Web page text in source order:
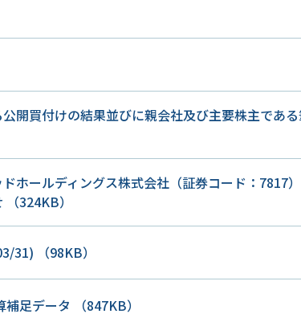
開買付けの結果並びに親会社及び主要株主であ
ホールディングス株式会社（証券コード：7817
（324KB）
31) （98KB）
足データ （847KB）